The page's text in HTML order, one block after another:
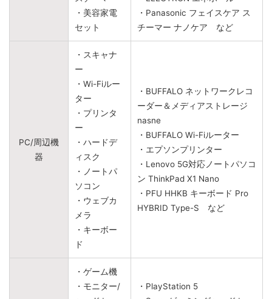
・美容家電
セット
・Panasonic フェイスケア ス
チーマー ナノケア など
PC/周辺機
器
・スキャナ
ー
・Wi-Fiルー
ター
・プリンタ
ー
・ハードデ
ィスク
・ノートパ
ソコン
・ウェブカ
メラ
・キーボー
ド
・BUFFALO ネットワークレコ
ーダー＆メディアストレージ
nasne
・BUFFALO Wi-Fiルーター
・エプソンプリンター
・Lenovo 5G対応ノートパソコ
ン ThinkPad X1 Nano
・PFU HHKB キーボード Pro
HYBRID Type-S など
・ゲーム機
・モニター/
・PlayStation 5